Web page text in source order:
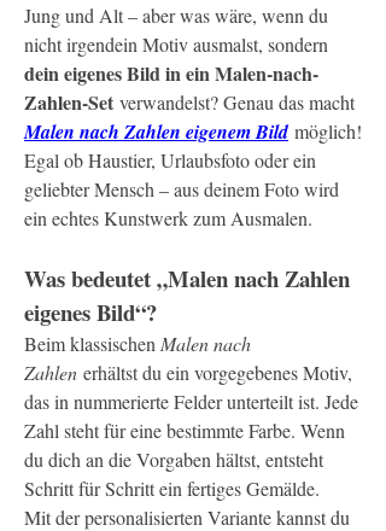
Jung und Alt – aber was wäre, wenn du
dein eigenes Bild in ein Malen-nach-
Zahlen-Set
Malen nach Zahlen eigenem Bild möglich!
Egal ob Haustier, Urlaubsfoto oder ein
geliebter Mensch – aus deinem Foto wird
ein echtes Kunstwerk zum Ausmalen.
Was bedeutet „Malen nach Zahlen
eigenes Bild“?
Beim klassischen Malen nach
Zahlen erhältst du ein vorgegebenes Motiv,
das in nummerierte Felder unterteilt ist. Jede
Zahl steht für eine bestimmte Farbe. Wenn
du dich an die Vorgaben hältst, entsteht
Schritt für Schritt ein fertiges Gemälde.
Mit der personalisierten Variante kannst du